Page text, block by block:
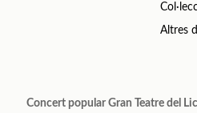
Altres
Concert popular Gran Teatre del